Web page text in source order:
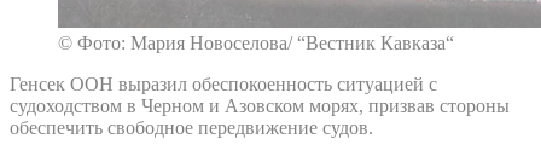
© Фото: Мария Новоселова/ “Вестник Кавказа“
Генсек ООН выразил обеспокоенность ситуацией с
судоходством в Черном и Азовском морях, призвав стороны
обеспечить свободное передвижение судов.